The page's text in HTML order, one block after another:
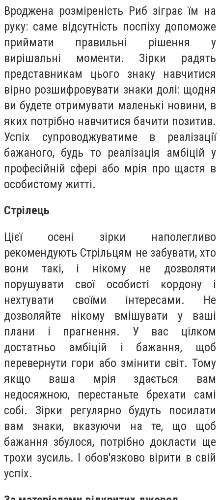
Вроджена розміреність Риб зіграє їм на
руку: саме відсутність поспіху допоможе
приймати правильні рішення у
вирішальні моменти. Зірки радять
представникам цього знаку навчитися
вірно розшифровувати знаки долі: щодня
ви будете отримувати маленькі новини, в
яких потрібно навчитися бачити позитив.
Успіх супроводжуватиме в реалізації
бажаного, будь то реалізація амбіцій у
професійній сфері або мрія про щастя в
особистому житті.
Стрілець
Цієї осені зірки наполегливо
рекомендують Стрільцям не забувати, хто
вони такі, і нікому не дозволяти
порушувати свої особисті кордону і
нехтувати своїми інтересами. Не
дозволяйте нікому вмішувати у ваші
плани і прагнення. У вас цілком
достатньо амбіцій і бажання, щоб
перевернути гори або змінити світ. Тому
якщо ваша мрія здається вам
недосяжною, перестаньте брехати самі
собі. Зірки регулярно будуть посилати
вам знаки, вказуючи на те, що щоб
бажання збулося, потрібно докласти ще
трохи зусиль. І обов'язково вірити в свій
успіх.